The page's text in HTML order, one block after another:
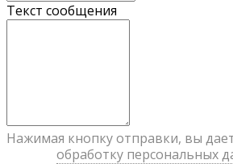
Текст сообщения
Нажимая кнопку отправки, вы
обработку персональных